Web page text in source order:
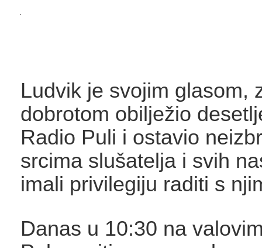
Ludvik je svojim glasom,
dobrotom obilježio
Radio Puli i ostavio
srcima slušatelja i svih
imali privilegiju raditi s
Danas u 10:30 na